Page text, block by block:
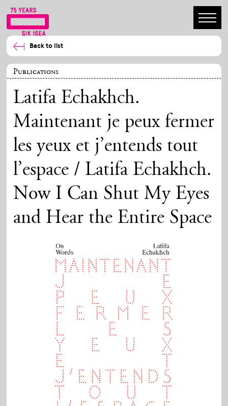
Back to list
Publications
Latifa Echakhch.
Maintenant je peux fermer
les yeux et j’entends tout
l’espace / Latifa Echakhch.
Now I Can Shut My Eyes
and Hear the Entire Space